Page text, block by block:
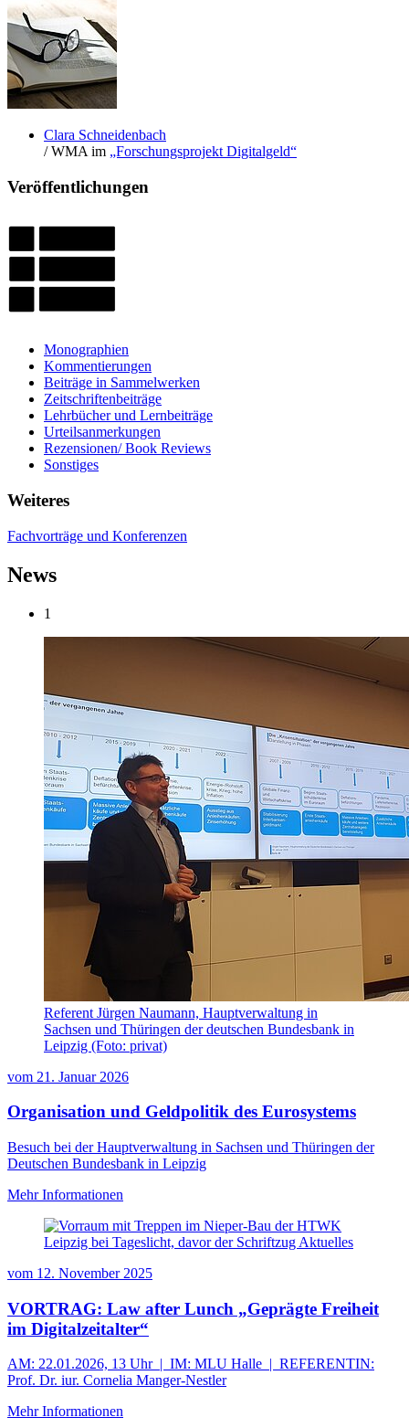
Clara Schneidenbach
/ WMA im „Forschungsprojekt Digitalgeld“
Veröffentlichungen
Monographien
Kommentierungen
Beiträge in Sammelwerken
Zeitschriftenbeiträge
Lehrbücher und Lernbeiträge
Urteilsanmerkungen
Rezensionen/ Book Reviews
Sonstiges
Weiteres
Fachvorträge und Konferenzen
News
1
Referent Jürgen Naumann, Hauptverwaltung in
Sachsen und Thüringen der deutschen Bundesbank in
Leipzig (Foto: privat)
vom 21. Januar 2026
Organisation und Geldpolitik des Eurosystems
Besuch bei der Hauptverwaltung in Sachsen und Thüringen der
Deutschen Bundesbank in Leipzig
Mehr Informationen
vom 12. November 2025
VORTRAG: Law after Lunch „Geprägte Freiheit
im Digitalzeitalter“
AM: 22.01.2026, 13 Uhr | IM: MLU Halle | REFERENTIN:
Prof. Dr. iur. Cornelia Manger-Nestler
Mehr Informationen